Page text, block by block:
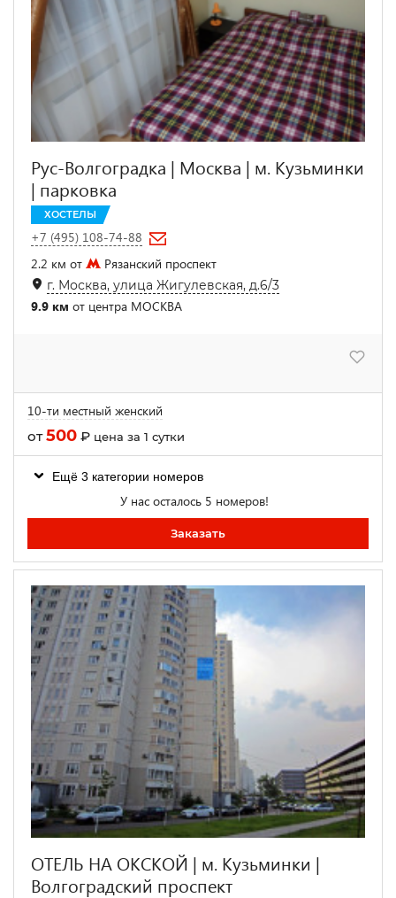
Рус-Волгоградка | Москва | м. Кузьминки
| парковка
ХОСТЕЛЫ
+7 (495) 108-74-88
2.2 км от
Рязанский проспект
г. Москва, улица Жигулевская, д.6/3
9.9 км от центра МОСКВА
10-ти местный женский
от500 ₽ цена за 1 сутки
Ещё 3 категории номеров
У нас осталось 5 номеров!
Заказать
ОТЕЛЬ НА ОКСКОЙ | м. Кузьминки |
Волгоградский проспект